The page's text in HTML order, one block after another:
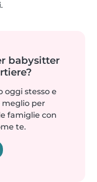
babysitter
oggi stesso e
per
famiglie con
te.